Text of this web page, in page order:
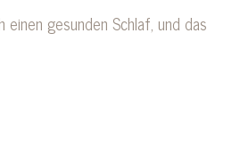
einen gesunden Schlaf, und das